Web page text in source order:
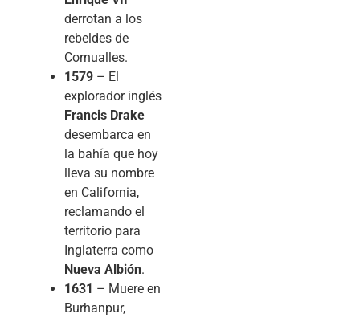
derrotan a los
rebeldes de
Cornualles.
1579 – El
explorador inglés
Francis Drake
desembarca en
la bahía que hoy
lleva su nombre
en California,
reclamando el
territorio para
Inglaterra como
Nueva Albión.
1631 – Muere en
Burhanpur,